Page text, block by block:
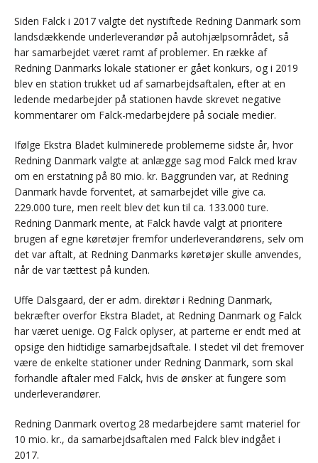
Siden Falck i 2017 valgte det nystiftede Redning Danmark som
landsdækkende underleverandør på autohjælpsområdet, så
har samarbejdet været ramt af problemer. En række af
Redning Danmarks lokale stationer er gået konkurs, og i 2019
blev en station trukket ud af samarbejdsaftalen, efter at en
ledende medarbejder på stationen havde skrevet negative
kommentarer om Falck-medarbejdere på sociale medier.
Ifølge Ekstra Bladet kulminerede problemerne sidste år, hvor
Redning Danmark valgte at anlægge sag mod Falck med krav
om en erstatning på 80 mio. kr. Baggrunden var, at Redning
Danmark havde forventet, at samarbejdet ville give ca.
229.000 ture, men reelt blev det kun til ca. 133.000 ture.
Redning Danmark mente, at Falck havde valgt at prioritere
brugen af egne køretøjer fremfor underleverandørens, selv om
det var aftalt, at Redning Danmarks køretøjer skulle anvendes,
når de var tættest på kunden.
Uffe Dalsgaard, der er adm. direktør i Redning Danmark,
bekræfter overfor Ekstra Bladet, at Redning Danmark og Falck
har været uenige. Og Falck oplyser, at parterne er endt med at
opsige den hidtidige samarbejdsaftale. I stedet vil det fremover
være de enkelte stationer under Redning Danmark, som skal
forhandle aftaler med Falck, hvis de ønsker at fungere som
underleverandører.
Redning Danmark overtog 28 medarbejdere samt materiel for
10 mio. kr., da samarbejdsaftalen med Falck blev indgået i
2017.